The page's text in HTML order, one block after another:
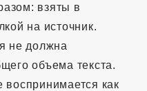
взяты в
на источник.
не должна
объема текста.
как